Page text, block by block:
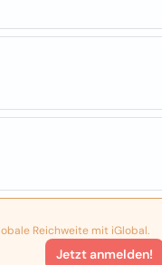
Reichweite mit iGlobal.
Jetzt anmelden!